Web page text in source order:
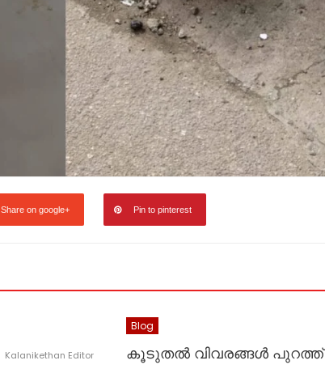
Share on google+ Pin to pinterest
Author
Kalanikethan Editor
Blog
കൂടുതൽ വിവരങ്ങൾ പുറത്ത്